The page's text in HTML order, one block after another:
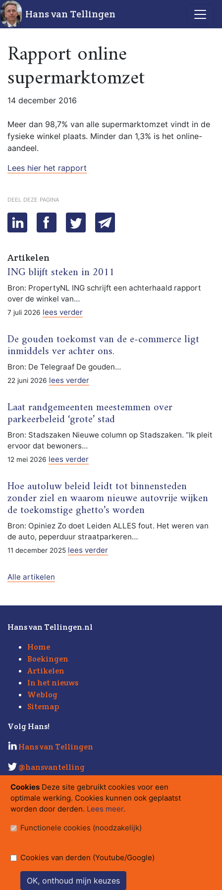
Hans van Tellingen
Rapport online
supermarktomzet
14 december 2016
Meer dan 98,7% van alle supermarktomzet vindt in de
fysieke winkel plaats. Minder dan 1,3% is het online-
aandeel.
Lees hier het rapport
deel deze pagina
Artikelen
ING blijft steken in 2011
Bron: PropertyNL ING schrijft een achterhaald rapport
over de winkel van…
7 juli 2026 lees verder
De gouden toekomst van de e-commerce ligt
inmiddels ver achter ons.
Bron: De Telegraaf De gouden…
22 juni 2026 lees verder
Laat randgemeenten meestemmen over
parkeerbeleid ‘grote’ stad
Bron: Stadszaken Nieuwe column op Stadszaken. “Ik pleit
ervoor dat bewoners…
12 mei 2026 lees verder
Hoe autoluw beleid leidt tot binnensteden
zonder ziel en waarom nieuwe autovrije wijken
de toekomstige ghetto’s worden
Bron: Opiniez Zo doet Leiden ALLES fout. Het weren van
de auto, peperduur straatparkeren…
11 december 2025 lees verder
Alle artikelen
Hans van Tellingen.nl
Home
Boekingen
Artikelen
In het nieuws
Weblog
Sitemap
Volg Hans!
Hans van Tellingen
@hansvantelling
Kijk ook eens opStrabo.nl.
Contact
Strabo bv
Postbus 15710, 1001 NE Amsterdam
Cookies Deze site gebruikt cookies voor een
optimale werking. Cookies kunnen ook geplaatst
worden door derden. Lees meer.
Functionele cookies (noodzakelijk)
Cookies van derden (Youtube/Google)
OK, onthoud mijn keuzes